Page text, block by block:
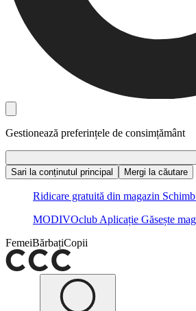
Gestionează preferințele de consimțământ
Sari la conținutul principal
Mergi la căutare
Ridicare gratuită din magazin
MODIVOclub Aplicație Găsește
FemeiBărbațiCopii